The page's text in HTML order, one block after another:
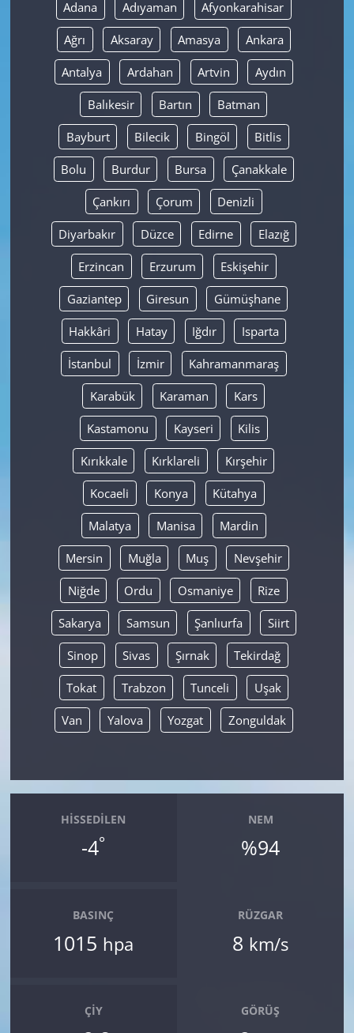
Adana Adıyaman Afyonkarahisar
Ağrı Aksaray Amasya Ankara
Antalya Ardahan Artvin Aydın
Balıkesir Bartın Batman
Bayburt Bilecik Bingöl Bitlis
Bolu Burdur Bursa Çanakkale
Çankırı Çorum Denizli
Diyarbakır Düzce Edirne Elazığ
Erzincan Erzurum Eskişehir
Gaziantep Giresun Gümüşhane
Hakkâri Hatay Iğdır Isparta
İstanbul İzmir Kahramanmaraş
Karabük Karaman Kars
Kastamonu Kayseri Kilis
Kırıkkale Kırklareli Kırşehir
Kocaeli Konya Kütahya
Malatya Manisa Mardin
Mersin Muğla Muş Nevşehir
Niğde Ordu Osmaniye Rize
Sakarya Samsun Şanlıurfa Siirt
Sinop Sivas Şırnak Tekirdağ
Tokat Trabzon Tunceli Uşak
Van Yalova Yozgat Zonguldak
HISSEDILEN
-4°
NEM
%94
BASINÇ
1015 hpa
RÜZGAR
8 km/s
ÇIY GÖRÜŞ
Yerel